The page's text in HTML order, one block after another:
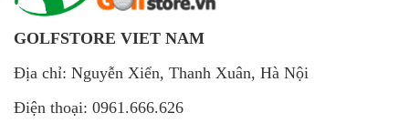
GOLFSTORE VIET NAM
Địa chỉ: Nguyễn Xiển, Thanh Xuân, Hà Nội
Điện thoại: 0961.666.626